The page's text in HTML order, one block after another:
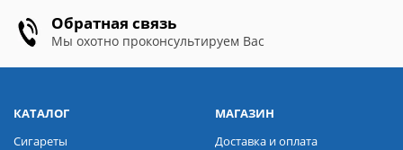
Обратная связь
Мы охотно проконсультируем Вас
КАТАЛОГ
Сигареты
МАГАЗИН
Доставка и оплата